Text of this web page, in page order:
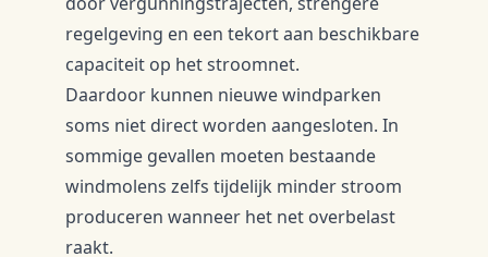
regelgeving en een tekort aan beschikbare
capaciteit op het stroomnet.
Daardoor kunnen nieuwe windparken
soms niet direct worden aangesloten. In
sommige gevallen moeten bestaande
windmolens zelfs tijdelijk minder stroom
produceren wanneer het net overbelast
raakt.